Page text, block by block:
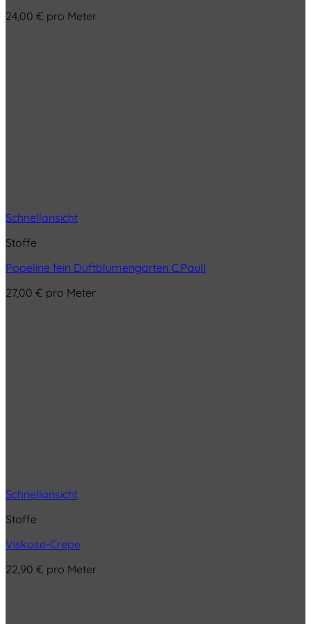
24,00 € pro Meter
Schnellansicht
Stoffe
Popeline fein Duftblumengarten C.Pauli
27,00 € pro Meter
Schnellansicht
Stoffe
Viskose-Crepe
22,90 € pro Meter